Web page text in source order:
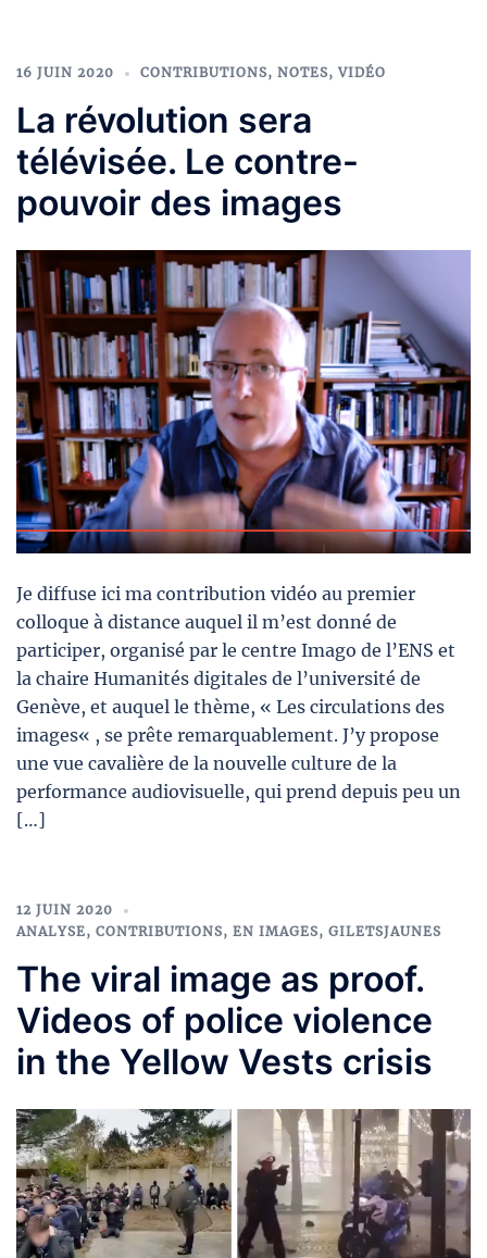
16 JUIN 2020 CONTRIBUTIONS, NOTES, VIDÉO
La révolution sera
télévisée. Le contre-
pouvoir des images
Je diffuse ici ma contribution vidéo au premier
colloque à distance auquel il m’est donné de
participer, organisé par le centre Imago de l’ENS et
la chaire Humanités digitales de l’université de
Genève, et auquel le thème, « Les circulations des
images« , se prête remarquablement. J’y propose
une vue cavalière de la nouvelle culture de la
performance audiovisuelle, qui prend depuis peu un
[…]
12 JUIN 2020
ANALYSE, CONTRIBUTIONS, EN IMAGES, GILETSJAUNES
The viral image as proof.
Videos of police violence
in the Yellow Vests crisis